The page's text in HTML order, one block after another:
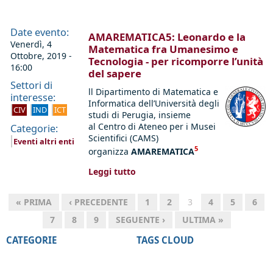
Date evento:
Venerdì, 4
Ottobre, 2019 -
16:00
Settori di
interesse:
CIV IND ICT
Categorie:
Eventi altri enti
AMAREMATICA5: Leonardo e la
Matematica fra Umanesimo e
Tecnologia - per ricomporre l’unità
del sapere
ll Dipartimento di Matematica e
Informatica dell’Università degli
studi di Perugia, insieme
al Centro di Ateneo per i Musei
Scientifici (CAMS)
organizzaAMAREMATICA5
Leggi tutto
« PRIMA ‹ PRECEDENTE 1 2 3 4 5
6
7
8 9 SEGUENTE › ULTIMA »
CATEGORIE TAGS CLOUD